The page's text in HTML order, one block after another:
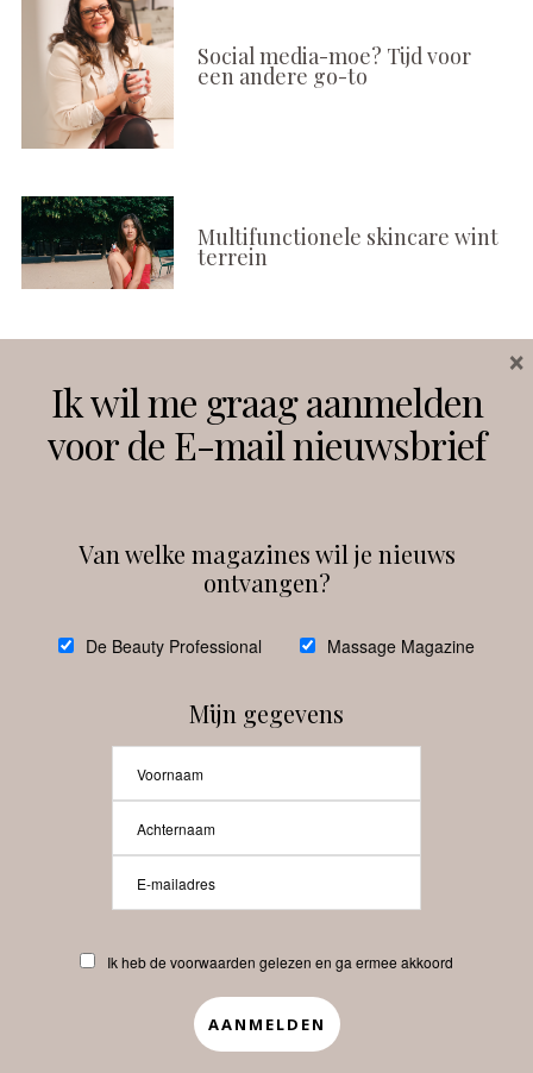
Social media-moe? Tijd voor
een andere go-to
Multifunctionele skincare wint
terrein
Instagram Facebook
debeautyprofessional
Beauty-Pro.nl
Abonneren Contact
APP
Ik wil me graag aanmelden
voor de E-mail nieuwsbrief
Van welke magazines wil je nieuws
ontvangen?
De Beauty Professional Massage Magazine
Mijn gegevens
Ik heb de voorwaarden gelezen en ga ermee akkoord
×